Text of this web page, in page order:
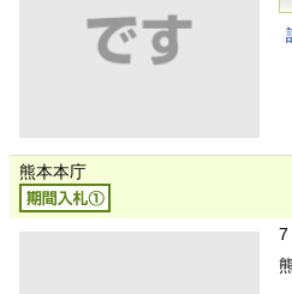
熊本本庁
7